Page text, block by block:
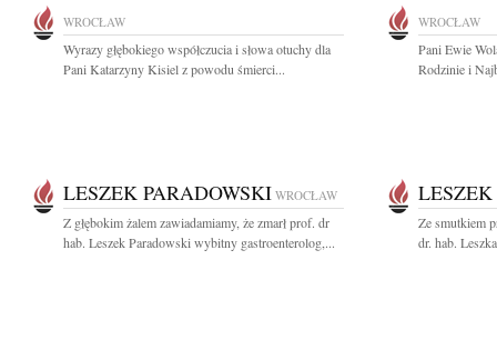
WROCŁAW
Wyrazy głębokiego współczucia i słowa otuchy dla
Pani Katarzyny Kisiel z powodu śmierci...
WROCŁAW
Pani Ewie
Rodzinie i
LESZEK PARADOWSKI WROCŁAW
Z głębokim żalem zawiadamiamy, że zmarł prof. dr
hab. Leszek Paradowski wybitny gastroenterolog,...
Ze smutkiem
dr. hab.